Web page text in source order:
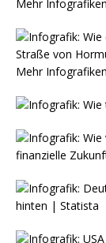
Mehr
Mehr